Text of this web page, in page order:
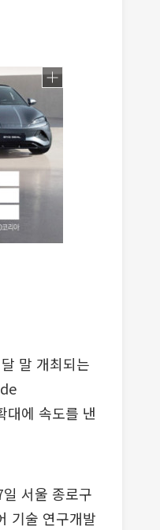
말 개최되는
에 속도를 낸
서울 종로구
기술 연구개발